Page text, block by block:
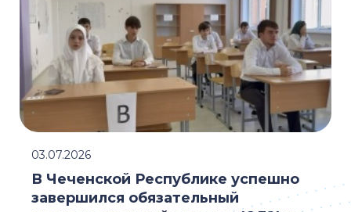
В Чеченской Республике успешно
завершился обязательный
03.07.2026